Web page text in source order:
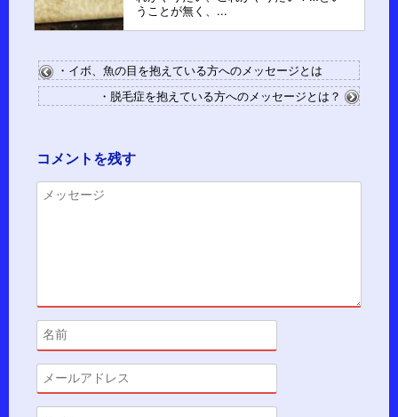
うことが無く、...
・イボ、魚の目を抱えている方へのメッセージとは
・脱毛症を抱えている方へのメッセージとは？
コメントを残す